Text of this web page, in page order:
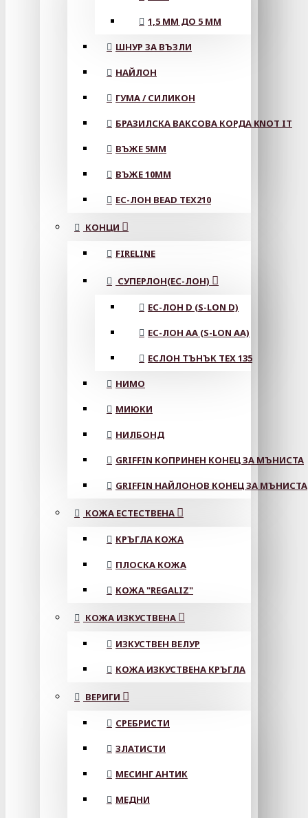
1,5 ММ ДО 5 ММ
ШНУР ЗА ВЪЗЛИ
НАЙЛОН
ГУМА / СИЛИКОН
БРАЗИЛСКА ВАКСОВА КОРДА KNOT IT
ВЪЖЕ 5MM
ВЪЖЕ 10MM
ЕС-ЛОН BEAD TEX210
КОНЦИ
FIRELINE
СУПЕРЛОН(ЕС-ЛОН)
ЕС-ЛОН D (S-LON D)
ЕС-ЛОН АА (S-LON AA)
ЕСЛОН ТЪНЪК TEX 135
НИМО
МИЮКИ
НИЛБОНД
GRIFFIN КОПРИНЕН КОНЕЦ ЗА МЪНИСТА
GRIFFIN НАЙЛОНОВ КОНЕЦ ЗА МЪНИСТА
КОЖА ЕСТЕСТВЕНА
КРЪГЛА КОЖА
ПЛОСКА КОЖА
КОЖА "REGALIZ"
КОЖА ИЗКУСТВЕНА
ИЗКУСТВЕН ВЕЛУР
КОЖА ИЗКУСТВЕНА КРЪГЛА
ВЕРИГИ
СРЕБРИСТИ
ЗЛАТИСТИ
МЕСИНГ АНТИК
МЕДНИ